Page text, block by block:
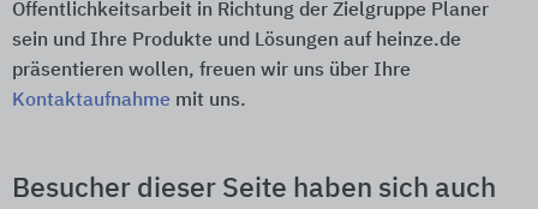
Öffentlichkeitsarbeit in Richtung der Zielgruppe Planer
sein und Ihre Produkte und Lösungen auf heinze.de
präsentieren wollen, freuen wir uns über Ihre
Kontaktaufnahme mit uns.
Besucher dieser Seite haben sich auch